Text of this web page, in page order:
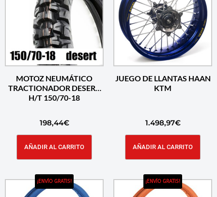
MOTOZ NEUMÁTICO
TRACTIONADOR DESERT
H/T 150/70-18
198,44€
AÑADIR AL CARRITO
JUEGO DE LLANTAS HAAN
KTM
1.498,97€
AÑADIR AL CARRITO
¡ENVÍO GRATIS! ¡ENVÍO GRATIS!